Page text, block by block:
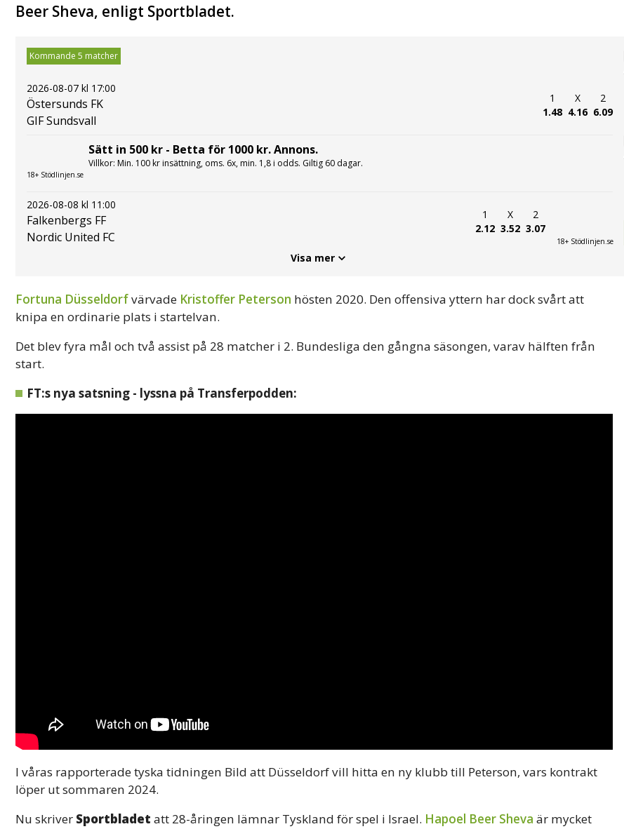
Beer Sheva, enligt Sportbladet.
Kommande 5 matcher
2026-08-07 kl 17:00
Östersunds FK
GIF Sundsvall
1
1.48
X
4.16
2
6.09
18+ Stödlinjen.se
Sätt in 500 kr - Betta för 1000 kr. Annons.
Villkor: Min. 100 kr insättning, oms. 6x, min. 1,8 i odds. Giltig 60 dagar.
2026-08-08 kl 11:00
Falkenbergs FF
Nordic United FC
1
2.12
X
3.52
2
3.07
18+ Stödlinjen.se
Visa mer
Fortuna Düsseldorfvärvade Kristoffer Peterson hösten 2020. Den offensiva yttern har dock svårt att
knipa en ordinarie plats i startelvan.
Det blev fyra mål och två assist på 28 matcher i 2. Bundesliga den gångna säsongen, varav hälften från
start.
FT:s nya satsning - lyssna på Transferpodden:
I våras rapporterade tyska tidningen Bild att Düsseldorf vill hitta en ny klubb till Peterson, vars kontrakt
löper ut sommaren 2024.
Nu skriver Sportbladet att 28-åringen lämnar Tyskland för spel i Israel. Hapoel Beer Sheva är mycket